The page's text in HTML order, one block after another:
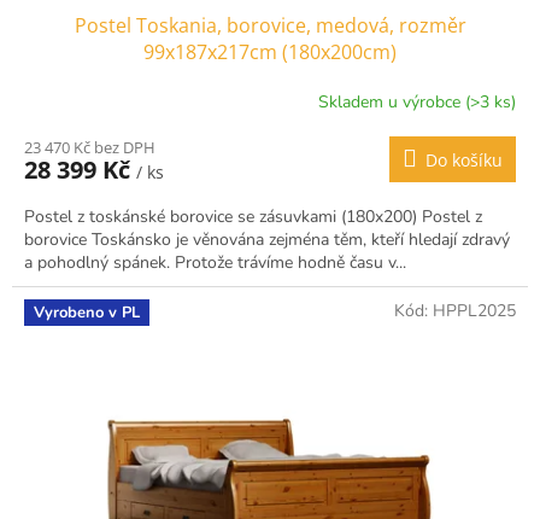
Postel Toskania, borovice, medová, rozměr
99x187x217cm (180x200cm)
produktu
je
z
5
hvězdiček.
Skladem u výrobce (>3 ks)
23 470 Kč bez DPH
28 399 Kč / ks
Do košíku
Postel z toskánské borovice se zásuvkami (180x200) Postel z
borovice Toskánsko je věnována zejména těm, kteří hledají zdravý
a pohodlný spánek. Protože trávíme hodně času v...
Vyrobeno v PL Kód: HPPL2025